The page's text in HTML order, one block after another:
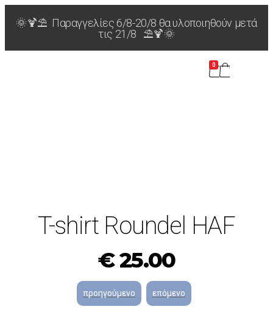
🌞🍹⛱️ Παραγγελίες 6/8-20/8 θα υλοποιηθούν μετά
τις 21/8 ⛱️🍹🌞
0
T-shirt Roundel HAF
€25.00